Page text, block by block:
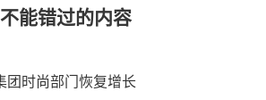
不能错过的内容